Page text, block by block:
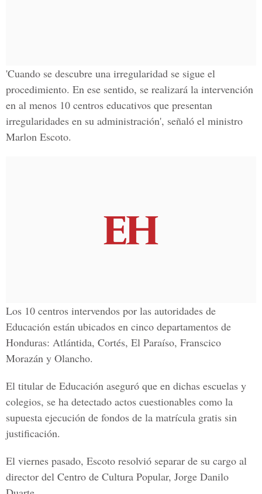
'Cuando se descubre una irregularidad se sigue el
procedimiento. En ese sentido, se realizará la intervención
en al menos 10 centros educativos que presentan
irregularidades en su administración', señaló el ministro
Marlon Escoto.
Los 10 centros intervendos por las autoridades de
Educación están ubicados en cinco departamentos de
Honduras: Atlántida, Cortés, El Paraíso, Franscico
Morazán y Olancho.
El titular de Educación aseguró que en dichas escuelas y
colegios, se ha detectado actos cuestionables como la
supuesta ejecución de fondos de la matrícula gratis sin
justificación.
El viernes pasado, Escoto resolvió separar de su cargo al
director del Centro de Cultura Popular, Jorge Danilo